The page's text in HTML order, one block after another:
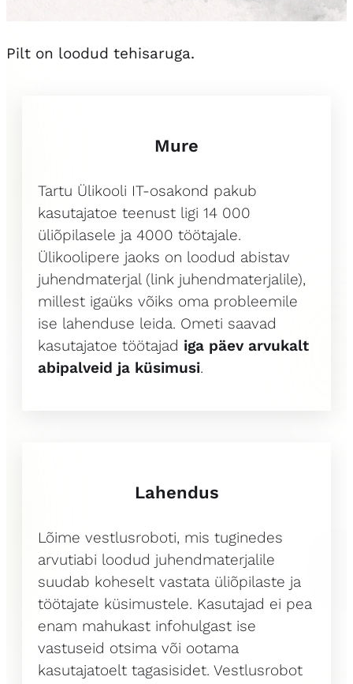
Pilt on loodud tehisaruga.
Mure
Tartu Ülikooli IT-osakond pakub
kasutajatoe teenust ligi 14 000
üliõpilasele ja 4000 töötajale.
Ülikoolipere jaoks on loodud abistav
juhendmaterjal (link juhendmaterjalile),
millest igaüks võiks oma probleemile
ise lahenduse leida. Ometi saavad
kasutajatoe töötajad iga päev arvukalt
abipalveid ja küsimusi.
Lahendus
Lõime vestlusroboti, mis tuginedes
arvutiabi loodud juhendmaterjalile
suudab koheselt vastata üliõpilaste ja
töötajate küsimustele. Kasutajad ei pea
enam mahukast infohulgast ise
vastuseid otsima või ootama
kasutajatoelt tagasisidet. Vestlusrobot